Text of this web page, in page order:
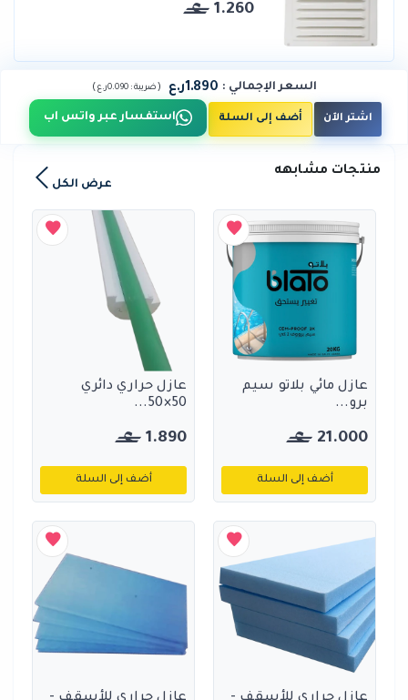
1.260
السعر الإجمالي : 1.890ر.ع (ضريبة :0.090ر.ع )
اشتر الآن أضف إلى السلة استفسار عبر واتس اب
منتجات مشابهه
عرض الكل
عازل مائي بلاتو سيم
برو...
21.000
أضف إلى السلة
عازل حراري دائري
50×50...
1.890
أضف إلى السلة